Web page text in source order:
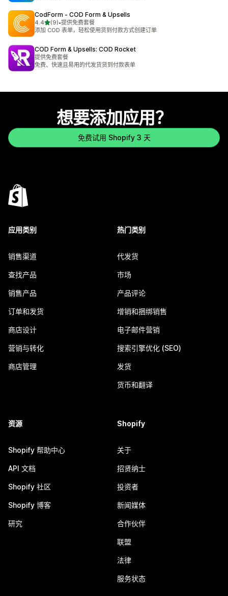
CodForm ‑ COD Form & Upsells
4.4星（满分 5 星）
(9)
总共 9 条评论
•提供免费套餐
添加 COD 表单，轻松使用货到付款方式创建订单
COD Form & Upsells: COD Rocket
提供免费套餐
免费、快速且易用的代发货货到付款表单
想要添加应用？
免费试用 Shopify 3 天
应用类别
销售渠道
查找产品
销售产品
订单和发货
商店设计
营销与转化
商店管理
热门类别
代发货
市场
产品评论
增销和捆绑销售
电子邮件营销
搜索引擎优化 (SEO)
发货
货币和翻译
资源
Shopify 帮助中心
API 文档
Shopify 社区
Shopify 博客
研究
Shopify
关于
招贤纳士
投资者
新闻媒体
合作伙伴
联盟
法律
服务状态